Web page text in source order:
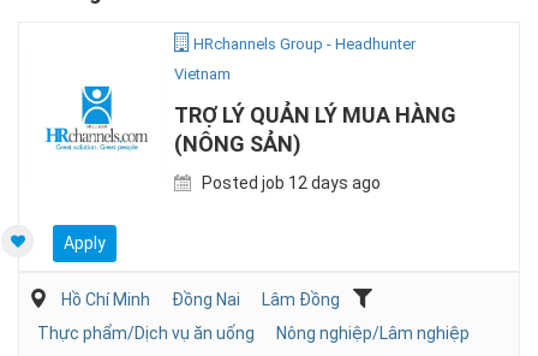
HRchannels Group - Headhunter
Vietnam
TRỢ LÝ QUẢN LÝ MUA HÀNG
(NÔNG SẢN)
Posted job 12 days ago
Apply
Hồ Chí Minh Đồng Nai
Lâm Đồng
Thực phẩm/Dịch vụ ăn uống
Nông nghiệp/Lâm nghiệp